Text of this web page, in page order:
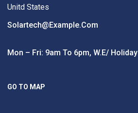
Unitd States
Solartech@example.com
Mon – Fri: 9am To 6pm, W.e/ Holiday
GO TO MAP